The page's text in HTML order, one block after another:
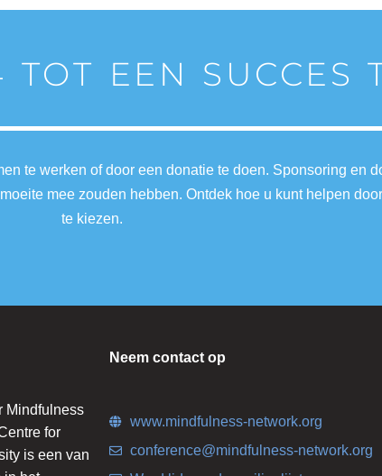
EEN SUCCES
te werken of door een donatie te doen. Sponsoring en
mee zouden hebben. Ontdek hoe u kunt helpen
te kiezen.
Mindfulness
for
is een van
Neem contact op
www.mindfulness-network.org
conference@mindfulness-network.org